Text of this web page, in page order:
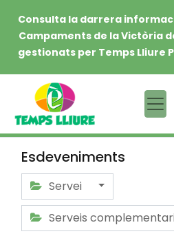
Consulta la darrera
Campaments de la Victòria
gestionats per Temps Lliure
Esdeveniments
Servei
Serveis